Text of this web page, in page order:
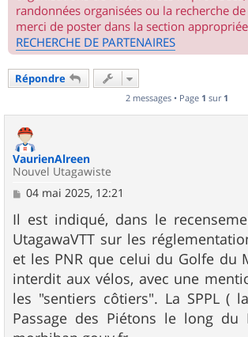
randonnées organisées ou la recherche
merci de poster dans la section
RECHERCHE DE PARTENAIRES
Répondre
2 messages • Page 1 sur 1
VaurienAlreen
Nouvel Utagawiste
M
a
g
e
04 mai 2025, 12:21
Il est indiqué, dans le
UtagawaVTT sur les
et les PNR que celui du Golfe du
interdit aux vélos, avec une
les "sentiers côtiers". La SPPL (
Passage des Piétons le long du